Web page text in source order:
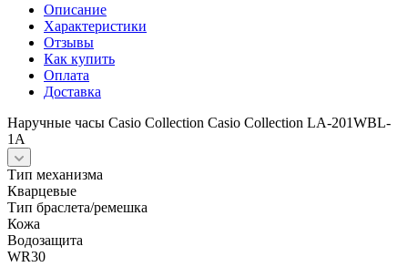
Описание
Характеристики
Отзывы
Как купить
Оплата
Доставка
Наручные часы Casio Collection Casio Collection LA-201WBL-
1A
Тип механизма
Кварцевые
Тип браслета/ремешка
Кожа
Водозащита
WR30